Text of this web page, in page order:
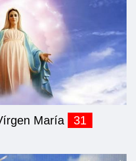
María 31